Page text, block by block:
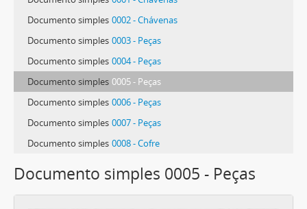
Documento simples 0002 - Chávenas
Documento simples 0003 - Peças
Documento simples 0004 - Peças
Documento simples 0005 - Peças
Documento simples 0006 - Peças
Documento simples 0007 - Peças
Documento simples 0008 - Cofre
Documento simples 0005 - Peças